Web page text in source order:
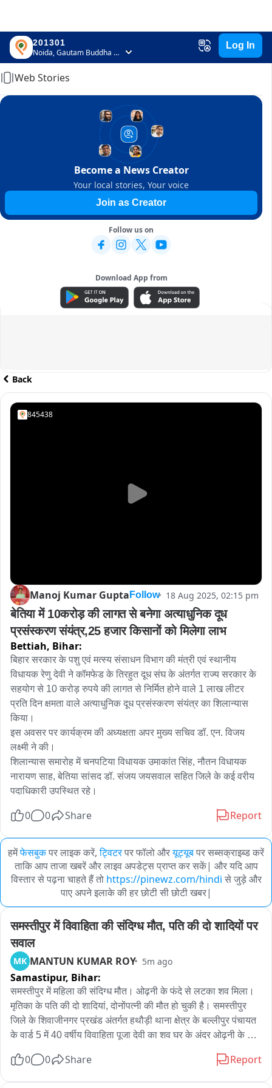
201301
Noida, Gautam Buddha Nagar, Uttar Pradesh
Log In
Home
Web Stories
Become a News Creator
Your local stories, Your voice
Join as Creator
Follow us on
Download App from
ADVERTISEMENT
Back
845438
Manoj Kumar Gupta Follow 18 Aug 2025, 02:15 pm
बेतिया में 10करोड़ की लागत से बनेगा अत्याधुनिक दूध
प्रसंस्करण संयंत्र,25 हजार किसानों को मिलेगा लाभ
Bettiah, Bihar:
बिहार सरकार के पशु एवं मत्स्य संसाधन विभाग की मंत्री एवं स्थानीय
विधायक रेणु देवी ने कॉमफेड के तिरहुत दूध संघ के अंतर्गत राज्य सरकार के
सहयोग से 10 करोड़ रुपये की लागत से निर्मित होने वाले 1 लाख लीटर
प्रति दिन क्षमता वाले अत्याधुनिक दूध प्रसंस्करण संयंत्र का शिलान्यास
किया।
इस अवसर पर कार्यक्रम की अध्यक्षता अपर मुख्य सचिव डॉ. एन. विजय
लक्ष्मी ने की।
शिलान्यास समारोह में चनपटिया विधायक उमाकांत सिंह, नौतन विधायक
नारायण साह, बेतिया सांसद डॉ. संजय जयसवाल सहित जिले के कई वरीय
पदाधिकारी उपस्थित रहे।
0 0 Share Report
हमेंफेसबुकपर लाइक करें, ट्विटरपर फॉलो औरयूट्यूबपर सब्सक्राइब्ड करें
ताकि आप ताजा खबरें और लाइव अपडेट्स प्राप्त कर सकें| और यदि आप
विस्तार से पढ़ना चाहते हैं तो https://pinewz.com/hindi से जुड़े और
पाए अपने इलाके की हर छोटी सी छोटी खबर|
समस्तीपुर में विवाहिता की संदिग्ध मौत, पति की दो शादियों पर
सवाल
MK MANTUN KUMAR ROY 5m ago
Samastipur, Bihar:
समस्तीपुर में महिला की संदिग्ध मौत। ओढ़नी के फंदे से लटका शव मिला।
मृतिका के पति की दो शादियां, दोनोंपत्नी की मौत हो चुकी है। समस्तीपुर
जिले के शिवाजीनगर प्रखंड अंतर्गत हथौड़ी थाना क्षेत्र के बल्लीपुर पंचायत
के वार्ड 5 में 40 वर्षीय विवाहिता पूजा देवी का शव घर के अंदर ओढ़नी के
लिए सदर अस्पताल समस्तीपुर भेजा गया और मामले की गंभीरता को देखते
0 0 Share Report